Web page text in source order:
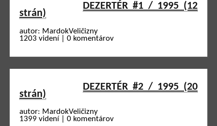
DEZERTÉR #1 / 1995 (12
strán)
autor: MardokVeličizny
1203 videní | 0 komentárov
DEZERTÉR #2 / 1995 (20
strán)
autor: MardokVeličizny
1399 videní | 0 komentárov